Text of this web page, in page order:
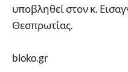
υποβληθεί στον κ.
Θεσπρωτίας.
bloko.gr